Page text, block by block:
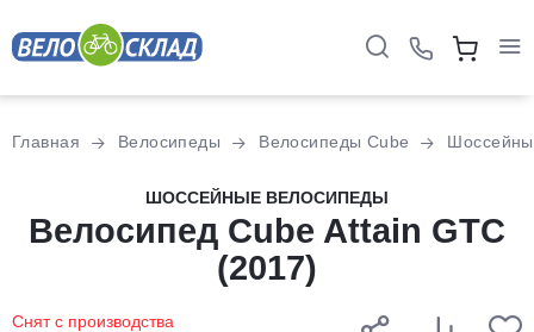
Главная Велосипеды Велосипеды Cube
ШОССЕЙНЫЕ ВЕЛОСИПЕДЫ
Велосипед Cube Attain GTC
(2017)
Снят с производства
Разбейте
оплатуна части
без переплат